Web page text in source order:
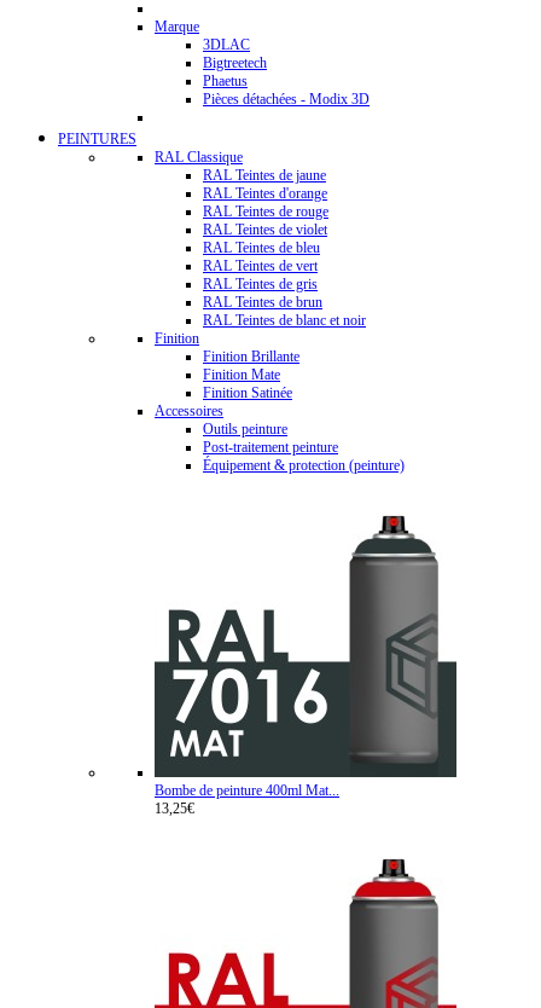
Marque
3DLAC
Bigtreetech
Phaetus
Pièces détachées - Modix 3D
PEINTURES
RAL Classique
RAL Teintes de jaune
RAL Teintes d'orange
RAL Teintes de rouge
RAL Teintes de violet
RAL Teintes de bleu
RAL Teintes de vert
RAL Teintes de gris
RAL Teintes de brun
RAL Teintes de blanc et noir
Finition
Finition Brillante
Finition Mate
Finition Satinée
Accessoires
Outils peinture
Post-traitement peinture
Équipement & protection (peinture)
Bombe de peinture 400ml Mat...
13,25€